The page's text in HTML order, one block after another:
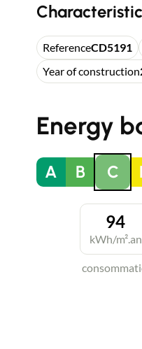
ReferenceCD5191
Year of construction
Energy
A B C
94
kWh/m².an